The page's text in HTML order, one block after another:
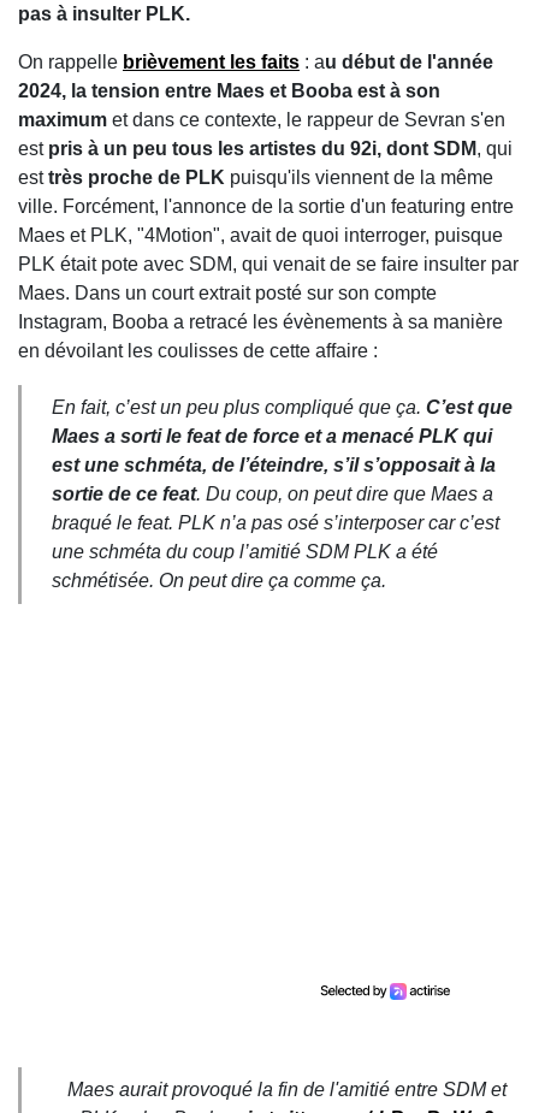
pas à insulter PLK.
On rappelle brièvement les faits : au début de l'année
2024, la tension entre Maes et Booba est à son
maximum et dans ce contexte, le rappeur de Sevran s'en
est pris à un peu tous les artistes du 92i, dont SDM, qui
esttrès proche de PLK puisqu'ils viennent de la même
ville. Forcément, l'annonce de la sortie d'un featuring entre
Maes et PLK, "4Motion", avait de quoi interroger, puisque
PLK était pote avec SDM, qui venait de se faire insulter par
Maes. Dans un court extrait posté sur son compte
Instagram, Booba a retracé les évènements à sa manière
en dévoilant les coulisses de cette affaire :
En fait, c’est un peu plus compliqué que ça. C’est que
Maes a sorti le feat de force et a menacé PLK qui
est une schméta, de l’éteindre, s’il s’opposait à la
sortie de ce feat. Du coup, on peut dire que Maes a
braqué le feat. PLK n’a pas osé s’interposer car c’est
une schméta du coup l’amitié SDM PLK a été
schmétisée. On peut dire ça comme ça.
Maes aurait provoqué la fin de l'amitié entre SDM et